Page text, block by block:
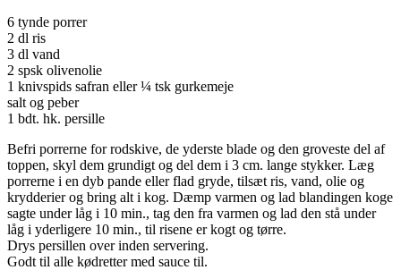
6 tynde porrer
2 dl ris
3 dl vand
2 spsk olivenolie
1 knivspids safran eller ¼ tsk gurkemeje
salt og peber
1 bdt. hk. persille
Befri porrerne for rodskive, de yderste blade og den groveste del af
toppen, skyl dem grundigt og del dem i 3 cm. lange stykker. Læg
porrerne i en dyb pande eller flad gryde, tilsæt ris, vand, olie og
krydderier og bring alt i kog. Dæmp varmen og lad blandingen koge
sagte under låg i 10 min., tag den fra varmen og lad den stå under
låg i yderligere 10 min., til risene er kogt og tørre.
Drys persillen over inden servering.
Godt til alle kødretter med sauce til.